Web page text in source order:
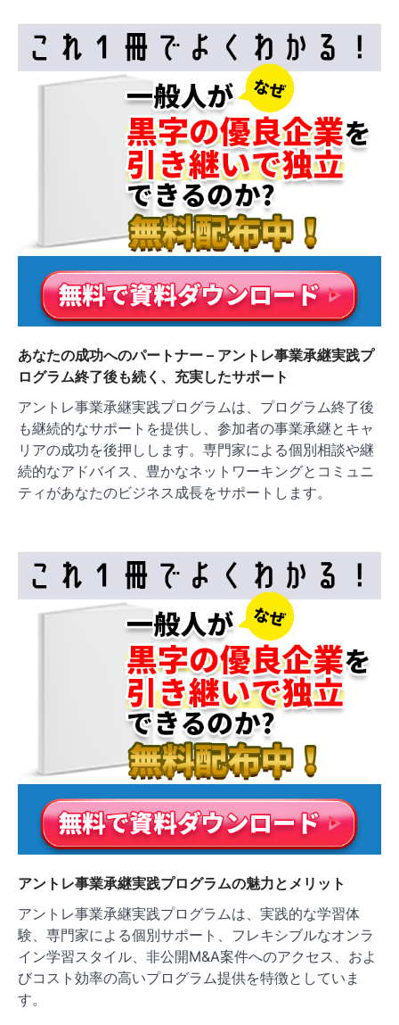
シ
ョ
ン
あなたの成功へのパートナー – アントレ事業承継実践プ
ログラム終了後も続く、充実したサポート
アントレ事業承継実践プログラムは、プログラム終了後
も継続的なサポートを提供し、参加者の事業承継とキャ
リアの成功を後押しします。専門家による個別相談や継
続的なアドバイス、豊かなネットワーキングとコミュニ
ティがあなたのビジネス成長をサポートします。
アントレ事業承継実践プログラムの魅力とメリット
アントレ事業承継実践プログラムは、実践的な学習体
験、専門家による個別サポート、フレキシブルなオンラ
イン学習スタイル、非公開M&A案件へのアクセス、およ
びコスト効率の高いプログラム提供を特徴としていま
す。